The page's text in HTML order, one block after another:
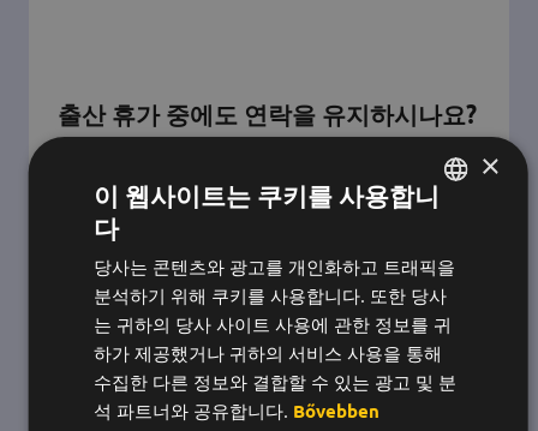
출산 휴가 중에도 연락을 유지하시나요?
가능합니다 - 방법은 다음과 같습니다.
엄마들은 집에 있을 때에도 팀의 일원입니다. 비워
드 베이비 자격은 월 사용료 없이 커뮤니티에서 인
정을 받으며 연결 상태를 유지하는 데 도움이 됩니
영어
한국어
×
이 웹사이트는 쿠키를 사용합니
다
당사는 콘텐츠와 광고를 개인화하고 트래픽을
분석하기 위해 쿠키를 사용합니다. 또한 당사
는 귀하의 당사 사이트 사용에 관한 정보를 귀
하가 제공했거나 귀하의 서비스 사용을 통해
수집한 다른 정보와 결합할 수 있는 광고 및 분
석 파트너와 공유합니다. Bővebben